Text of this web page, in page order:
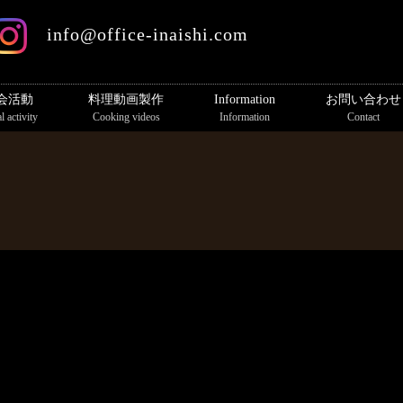
info@office-inaishi.com
活動
activity
料理動画製作
Cooking videos
Information
Information
お問い合わせ
Contact